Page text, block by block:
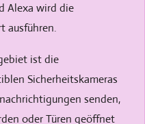
Alexa wird die
ausführen.
ist die
Sicherheitskameras
senden,
oder Türen geöffnet